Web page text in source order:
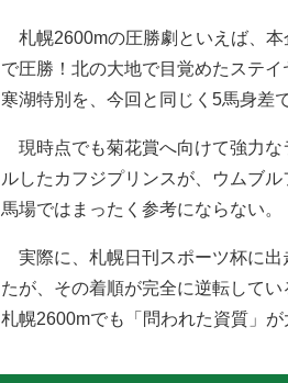
札幌2600mの圧勝劇といえば、本
で圧勝！北の大地で目覚めたステイ
寒湖特別を、今回と同じく5馬身差
現時点でも菊花賞へ向けて強力な
ルしたカフジプリンスが、ウムブ
馬場ではまったく参考にならない。
実際に、札幌日刊スポーツ杯に出
たが、その着順が完全に逆転して
札幌2600mでも「問われた資質」